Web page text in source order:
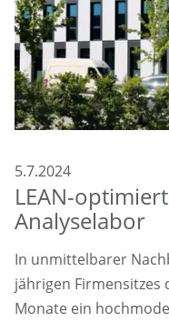
5.7.2024
LEAN-
Analyselabor
In unmittelbarer
jährigen Firmensitzes
Monate ein